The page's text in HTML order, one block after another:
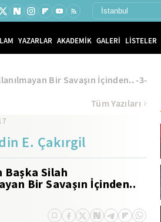
YAZARLAR AKADEMİK GALERİ LİSTELER
Bir Savaşın İçinden.. -3-
E. Çakırgil
Başka Silah
Bir Savaşın İçinden..
Tüm Yazıları